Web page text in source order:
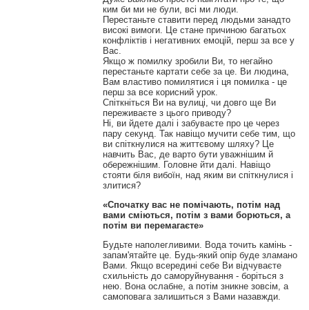
ким би ми не були, всі ми люди.
Перестаньте ставити перед людьми занадто
високі вимоги. Це стане причиною багатьох
конфліктів і негативних емоцій, перш за все у
Вас.
Якщо ж помилку зробили Ви, то негайно
перестаньте картати себе за це. Ви людина,
Вам властиво помилятися і ця помилка - це
перш за все корисний урок.
Спіткніться Ви на вулиці, чи довго ще Ви
переживаєте з цього приводу?
Ні, ви йдете далі і забуваєте про це через
пару секунд. Так навіщо мучити себе тим, що
ви спіткнулися на життєвому шляху? Це
навчить Вас, де варто бути уважнішим й
обережнішим. Головне йти далі. Навіщо
стояти біля вибоїн, над яким ви спіткнулися і
злитися?
«Спочатку вас не помічають, потім над
вами сміються, потім з вами борються, а
потім ви перемагаєте»
Будьте наполегливими.
Вода точить камінь -
запам'ятайте це.
Будь-який опір буде зламано
Вами. Якщо всередині себе Ви відчуваєте
схильність до саморуйнування - боріться з
нею.
Вона ослабне, а потім зникне зовсім, а
самоповага залишиться з Вами назавжди.